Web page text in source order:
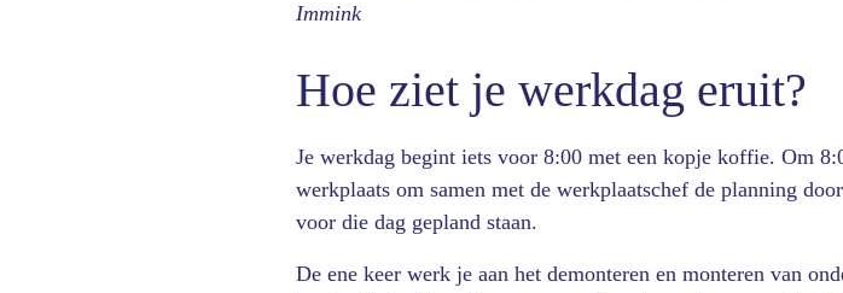
Immink
Hoe ziet je werkdag eruit?
Je werkdag begint iets voor 8:00 met een kopje koffie. Om
werkplaats om samen met de werkplaatschef de planning
voor die dag gepland staan.
De ene keer werk je aan het demonteren en monteren van